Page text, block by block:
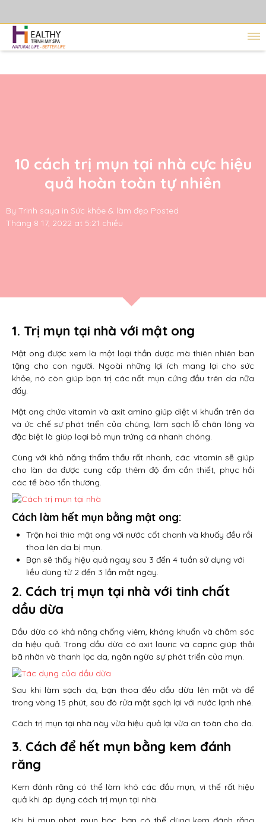
10 cách trị mụn tại nhà cực hiệu
quả hoàn toàn tự nhiên
By Trinh saya in Sức khỏe & làm đẹp Posted
Tháng 8 17, 2022 at 5:21 chiều
1. Trị mụn tại nhà với mật ong
Mật ong được xem là một loại thần dược mà thiên nhiên ban
tặng cho con người. Ngoài những lợi ích mang lại cho sức
khỏe, nó còn giúp bạn trị các nốt mụn cứng đầu trên da nữa
đấy.
Mật ong chứa vitamin và axit amino giúp diệt vi khuẩn trên da
và ức chế sự phát triển của chúng, làm sạch lỗ chân lông và
đặc biệt là giúp loại bỏ mụn trứng cá nhanh chóng.
Cùng với khả năng thẩm thấu rất nhanh, các vitamin sẽ giúp
cho làn da được cung cấp thêm độ ẩm cần thiết, phục hồi
các tế bào tổn thương.
Cách làm hết mụn bằng mật ong:
Trộn hai thìa mật ong với nước cốt chanh và khuấy đều rồi
thoa lên da bị mụn.
Bạn sẽ thấy hiệu quả ngay sau 3 đến 4 tuần sử dụng với
liều dùng từ 2 đến 3 lần một ngày.
2. Cách trị mụn tại nhà với tinh chất
dầu dừa
Dầu dừa có khả năng chống viêm, kháng khuẩn và chăm sóc
da hiệu quả. Trong dầu dừa có axit lauric và capric giúp thải
bã nhờn và thanh lọc da, ngăn ngừa sự phát triển của mụn.
Sau khi làm sạch da, bạn thoa đều dầu dừa lên mặt và để
trong vòng 15 phút, sau đó rửa mặt sạch lại với nước lạnh nhé.
Cách trị mụn tại nhà này vừa hiệu quả lại vừa an toàn cho da.
3. Cách để hết mụn bằng kem đánh
răng
Kem đánh răng có thể làm khô các đầu mụn, vì thế rất hiệu
quả khi áp dụng cách trị mụn tại nhà.